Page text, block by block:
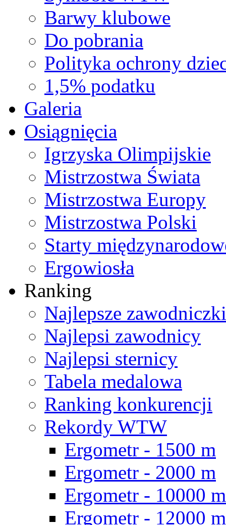
Barwy klubowe
Do pobrania
Polityka ochrony
1,5% podatku
Galeria
Osiągnięcia
Igrzyska Olimpijskie
Mistrzostwa Świata
Mistrzostwa Europy
Mistrzostwa Polski
Starty
Ergowiosła
Ranking
Najlepsze zawodniczki
Najlepsi zawodnicy
Najlepsi sternicy
Tabela medalowa
Ranking konkurencji
Rekordy WTW
Ergometr - 1500 m
Ergometr - 2000 m
Ergometr - 10000 m
Ergometr - 12000 m